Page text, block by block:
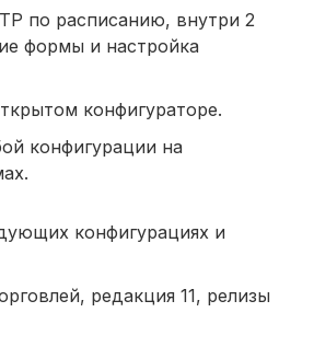
по расписанию, внутри 2
формы и настройка
конфигураторе.
конфигурации на
конфигурациях и
редакция 11, релизы